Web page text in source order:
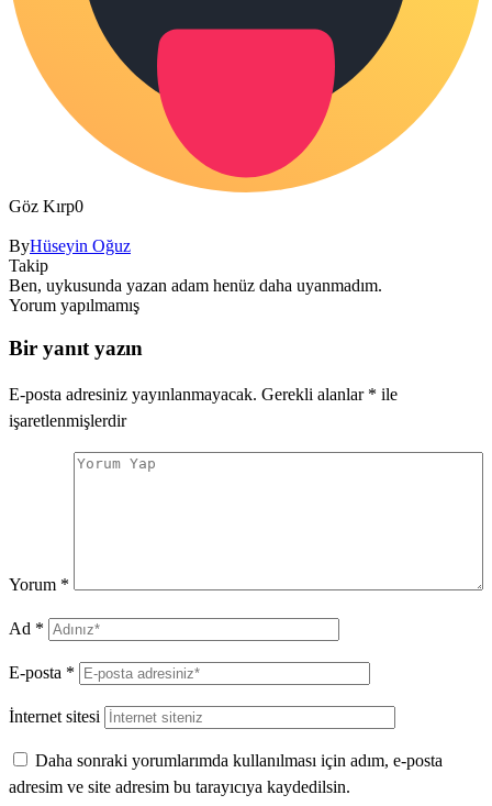
Göz Kırp0
ByHüseyin Oğuz
Takip
Ben, uykusunda yazan adam henüz daha uyanmadım.
Yorum yapılmamış
Bir yanıt yazın
E-posta adresiniz yayınlanmayacak. Gerekli alanlar * ile
işaretlenmişlerdir
Yorum *
Ad *
E-posta *
İnternet sitesi
Daha sonraki yorumlarımda kullanılması için adım, e-posta
adresim ve site adresim bu tarayıcıya kaydedilsin.